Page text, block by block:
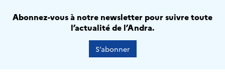
Abonnez-vous à notre newsletter pour suivre toute
l’actualité de l’Andra.
S’abonner